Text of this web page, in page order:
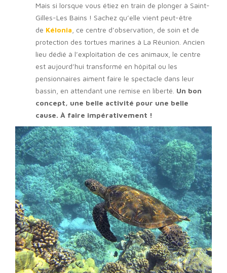
Mais si lorsque vous étiez en train de plonger à Saint-
Gilles-Les Bains ! Sachez qu’elle vient peut-être
de Kélonia , ce centre d’observation, de soin et de
protection des tortues marines à La Réunion. Ancien
lieu dédié à l’exploitation de ces animaux, le centre
est aujourd’hui transformé en hôpital ou les
pensionnaires aiment faire le spectacle dans leur
bassin, en attendant une remise en liberté. Un bon
concept, une belle activité pour une belle
cause. À faire impérativement !